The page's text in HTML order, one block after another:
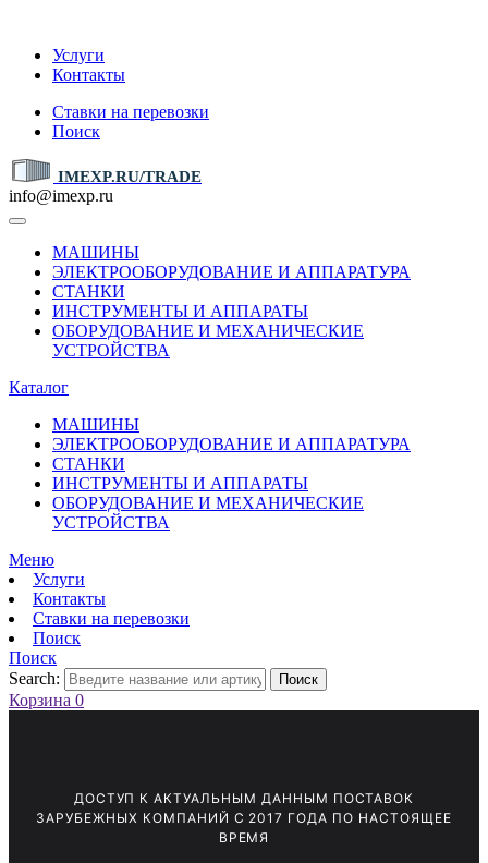
Услуги
Контакты
Ставки на перевозки
Поиск
IMEXP.RU/TRADE
info@imexp.ru
МАШИНЫ
ЭЛЕКТРООБОРУДОВАНИЕ И АППАРАТУРА
СТАНКИ
ИНСТРУМЕНТЫ И АППАРАТЫ
ОБОРУДОВАНИЕ И МЕХАНИЧЕСКИЕ
УСТРОЙСТВА
Каталог
МАШИНЫ
ЭЛЕКТРООБОРУДОВАНИЕ И АППАРАТУРА
СТАНКИ
ИНСТРУМЕНТЫ И АППАРАТЫ
ОБОРУДОВАНИЕ И МЕХАНИЧЕСКИЕ
УСТРОЙСТВА
Меню
Услуги
Контакты
Ставки на перевозки
Поиск
Поиск
Search:
Поиск
Корзина 0
ДОСТУП К АКТУАЛЬНЫМ ДАННЫМ ПОСТАВОК
ЗАРУБЕЖНЫХ КОМПАНИЙ С 2017 ГОДА ПО НАСТОЯЩЕЕ
ВРЕМЯ